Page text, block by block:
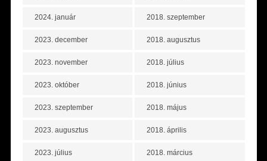
2024. január
2023. december
2023. november
2023. október
2023. szeptember
2023. augusztus
2023. július
2018. szeptember
2018. augusztus
2018. július
2018. június
2018. május
2018. április
2018. március